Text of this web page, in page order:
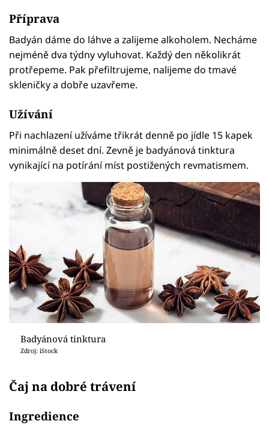
Příprava
Badyán dáme do láhve a zalijeme alkoholem. Necháme
nejméně dva týdny vyluhovat. Každý den několikrát
protřepeme. Pak přefiltrujeme, nalijeme do tmavé
skleničky a dobře uzavřeme.
Užívání
Při nachlazení užíváme třikrát denně po jídle 15 kapek
minimálně deset dní. Zevně je badyánová tinktura
vynikající na potírání míst postižených revmatismem.
Badyánová tinktura
Zdroj: iStock
Čaj na dobré trávení
Ingredience